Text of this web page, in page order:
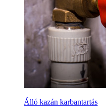
Álló kazán karbantartás